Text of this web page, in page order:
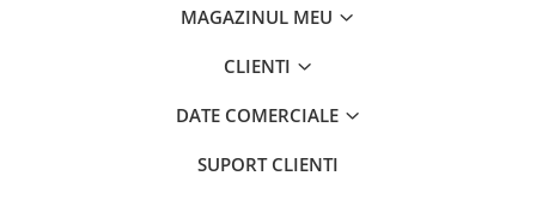
MAGAZINUL MEU
CLIENTI
DATE COMERCIALE
SUPORT CLIENTI